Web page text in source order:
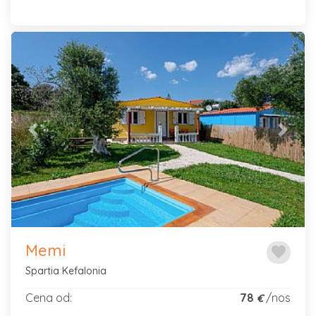
Previous Next
favorite
Memi
Spartia Kefalonia
Cena od: 78 €/nos